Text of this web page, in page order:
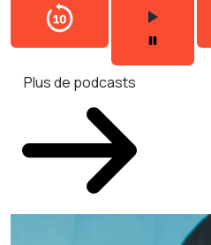
Plus de podcasts